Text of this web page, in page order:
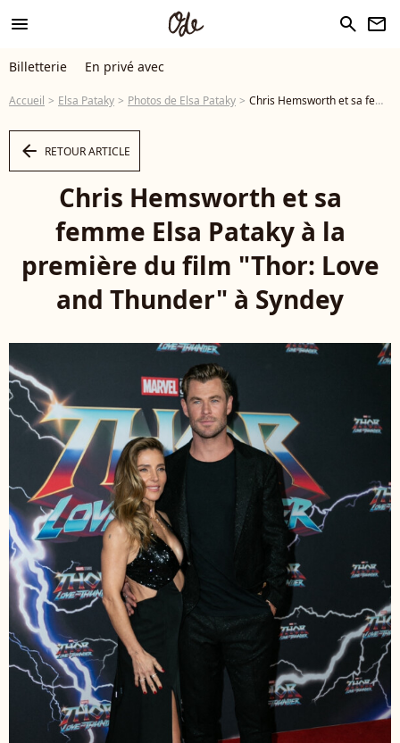
menu search newsletter
Billetterie En privé avec
Accueil Elsa Pataky Photos de Elsa Pataky Chris Hemsworth et sa femme Elsa Pataky à la première du film "Thor: Love and Thunder" à Syndey - Photo
arrow_left RETOUR ARTICLE
Chris Hemsworth et sa
femme Elsa Pataky à la
première du film "Thor: Love
and Thunder" à Syndey